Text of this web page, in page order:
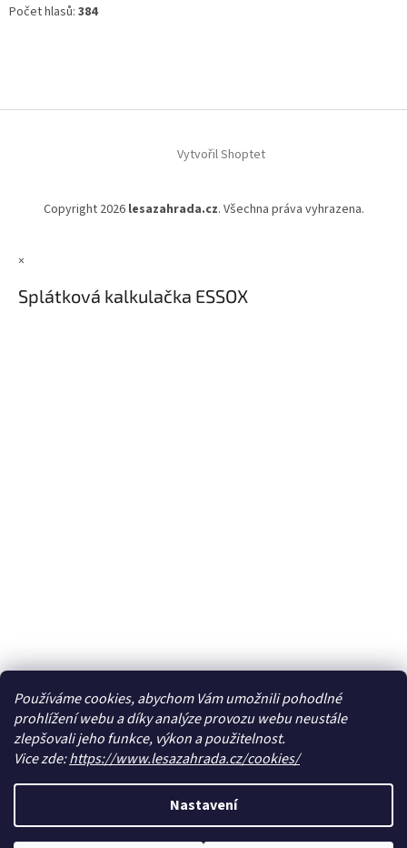
Používáme cookies, abychom Vám umožnili pohodlné
prohlížení webu a díky analýze provozu webu neustále
zlepšovali jeho funkce, výkon a použitelnost.
Vice zde:https://www.lesazahrada.cz/cookies/
Nastavení
Počet hlasů: 384
Vytvořil Shoptet
Copyright 2026 lesazahrada.cz. Všechna práva vyhrazena.
×
Splátková kalkulačka ESSOX